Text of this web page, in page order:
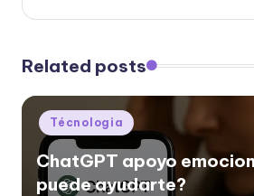
Related posts
Posted
in
Técnologia
ChatGPT apoyo
puede ayudarte?